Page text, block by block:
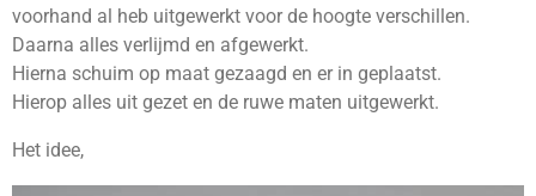
voorhand al heb uitgewerkt voor de hoogte verschillen.
Daarna alles verlijmd en afgewerkt.
Hierna schuim op maat gezaagd en er in geplaatst.
Hierop alles uit gezet en de ruwe maten uitgewerkt.
Het idee,